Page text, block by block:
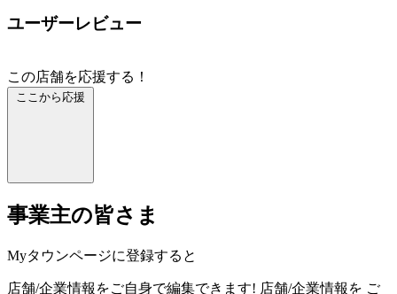
ユーザーレビュー
この店舗を応援する！
ここから応援
事業主の皆さま
Myタウンページに登録すると
店舗/企業情報をご自身で編集できます! 店舗/企業情報を ご